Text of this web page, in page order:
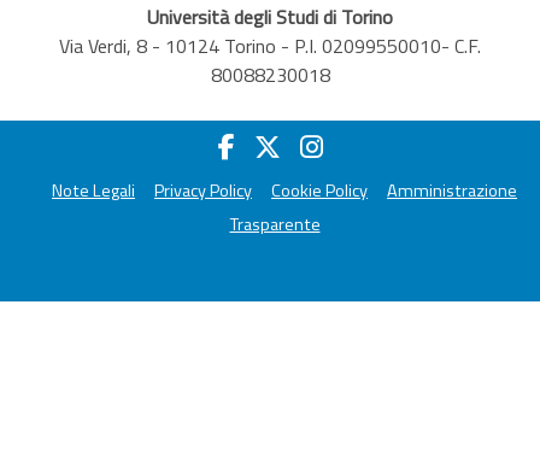
Università degli Studi di Torino
Via Verdi, 8 - 10124 Torino - P.I. 02099550010- C.F.
80088230018
Note Legali Privacy Policy Cookie Policy
Amministrazione
Trasparente